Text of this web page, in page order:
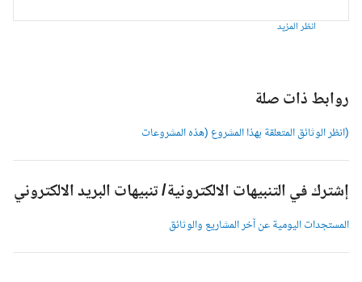
انظر المزيد
روابط ذات صلة
(انظر الوثائق المتعلقة بهذا المشروع (هذه المشروعات
إشترك في التنبيهات الالكترونية/ تنبيهات البريد الالكتروني
المستجدات اليومية عن آخر المشاريع والوثائق